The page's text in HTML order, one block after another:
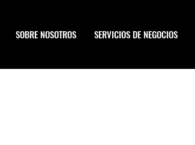
SOBRE NOSOTROS SERVICIOS DE NEGOCIOS